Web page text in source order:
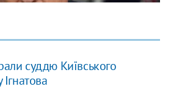
суддю Київського